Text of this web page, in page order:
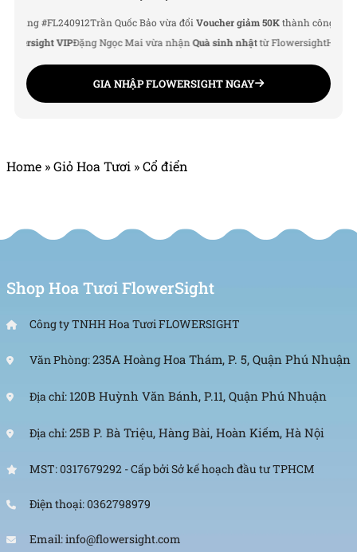
Hotline: 093 407 2575
Email: info@flowersight.com
Website: https://flowersight.com/
#FL240912Trần Quốc Bảo vừa đổiVoucher giảm 50Kthành côngLê Thu Hà
VIPĐặng Ngọc Mai vừa nhậnQuà sinh nhậttừ FlowersightHoàng
GIA NHẬP FLOWERSIGHT NGAY
Home »Giỏ Hoa Tươi »Cổ điển
Shop Hoa Tươi FlowerSight
Công ty TNHH Hoa Tươi FLOWERSIGHT
Văn Phòng:235A Hoàng Hoa Thám, P. 5, Quận Phú Nhuận
Địa chỉ: 120B Huỳnh Văn Bánh, P.11, Quận Phú Nhuận
Địa chỉ:25B P. Bà Triệu, Hàng Bài, Hoàn Kiếm, Hà Nội
MST: 0317679292 - Cấp bởi Sở kế hoạch đầu tư TPHCM
Điện thoại: 0362798979
Email: info@flowersight.com